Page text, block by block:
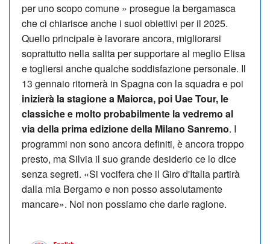
per uno scopo comune » prosegue la bergamasca
che ci chiarisce anche i suoi obiettivi per il 2025.
Quello principale è lavorare ancora, migliorarsi
soprattutto nella salita per supportare al meglio Elisa
e togliersi anche qualche soddisfazione personale. Il
13 gennaio ritornerà in Spagna con la squadra e poi
inizierà la stagione a Maiorca, poi Uae Tour, le
classiche e molto probabilmente la vedremo al
via della prima edizione della Milano Sanremo. I
programmi non sono ancora definiti, è ancora troppo
presto, ma Silvia il suo grande desiderio ce lo dice
senza segreti. «Si vocifera che il Giro d'Italia partirà
dalla mia Bergamo e non posso assolutamente
mancare». Noi non possiamo che darle ragione.